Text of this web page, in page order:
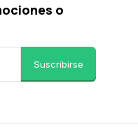
o
Suscribirse